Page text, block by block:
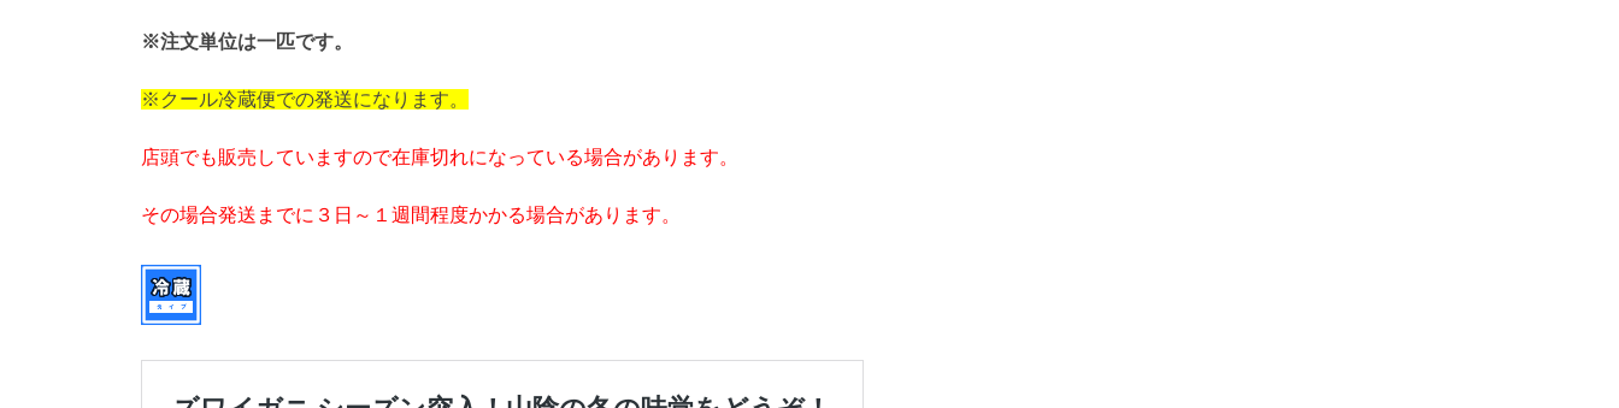
※注文単位は一匹です。
※クール冷蔵便での発送になります。
店頭でも販売していますので在庫切れになっている場合があります。
その場合発送までに３日～１週間程度かかる場合があります。